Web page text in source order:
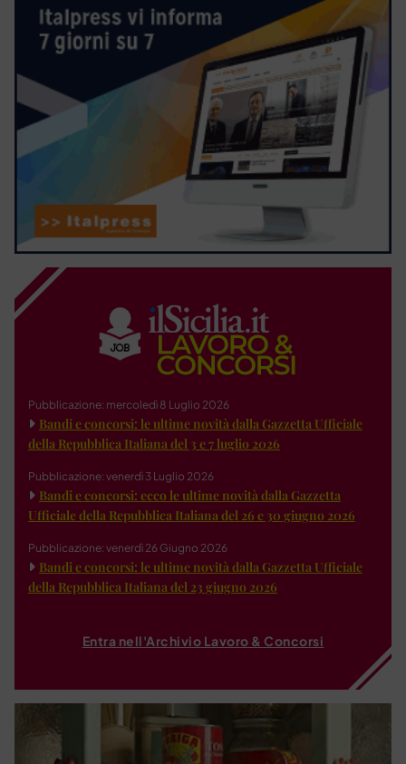
Pubblicazione: mercoledì 8 Luglio 2026
Bandi e concorsi: le ultime novità dalla Gazzetta Ufficiale
della Repubblica Italiana del 3 e 7 luglio 2026
Pubblicazione: venerdì 3 Luglio 2026
Bandi e concorsi: ecco le ultime novità dalla Gazzetta
Ufficiale della Repubblica Italiana del 26 e 30 giugno 2026
Pubblicazione: venerdì 26 Giugno 2026
Bandi e concorsi: le ultime novità dalla Gazzetta Ufficiale
della Repubblica Italiana del 23 giugno 2026
Entra nell'Archivio Lavoro & Concorsi